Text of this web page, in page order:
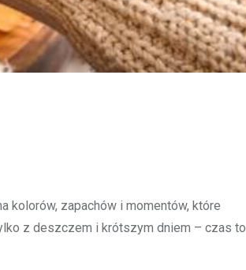
kolorów, zapachów i momentów, które
z deszczem i krótszym dniem – czas to